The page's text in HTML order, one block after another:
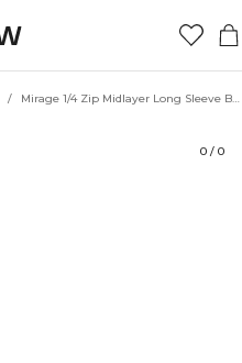
/ Mirage 1/4 Zip Midlayer Long Sleeve Black
0 / 0